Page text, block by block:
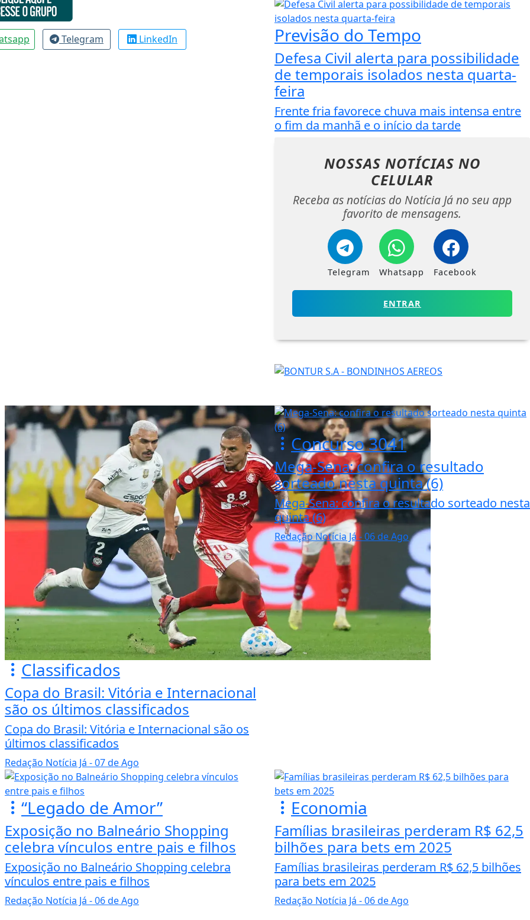
Telegram LinkedIn Previsão do Tempo
Defesa Civil alerta para possibilidade
de temporais isolados nesta quarta-
feira
Frente fria favorece chuva mais intensa entre
o fim da manhã e o início da tarde
NOSSAS NOTÍCIAS NO
CELULAR
Receba as notícias do Notícia Já no seu app
favorito de mensagens.
Telegram Whatsapp Facebook
ENTRAR
Classificados
Copa do Brasil: Vitória e Internacional
são os últimos classificados
Copa do Brasil: Vitória e Internacional são os
últimos classificados
Redação Notícia Já - 07 de Ago
Concurso 3041
Mega-Sena: confira o resultado
sorteado nesta quinta (6)
Mega-Sena: confira o resultado sorteado nesta
quinta (6)
Redação Notícia Já- 06 de Ago
“Legado de Amor”
Exposição no Balneário Shopping
celebra vínculos entre pais e filhos
Exposição no Balneário Shopping celebra
vínculos entre pais e filhos
Redação Notícia Já - 06 de Ago
Economia
Famílias brasileiras perderam R$ 62,5
bilhões para bets em 2025
Famílias brasileiras perderam R$ 62,5 bilhões
para bets em 2025
Redação Notícia Já - 06 de Ago